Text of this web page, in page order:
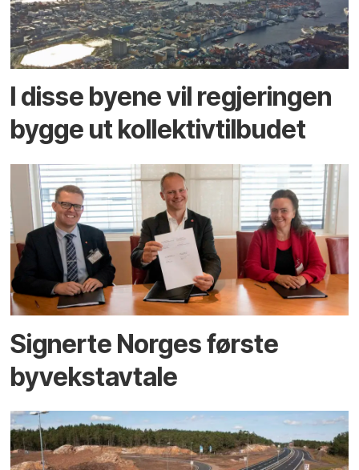
I disse byene vil regjeringen
bygge ut kollektivtilbudet
Signerte Norges første
byvekstavtale